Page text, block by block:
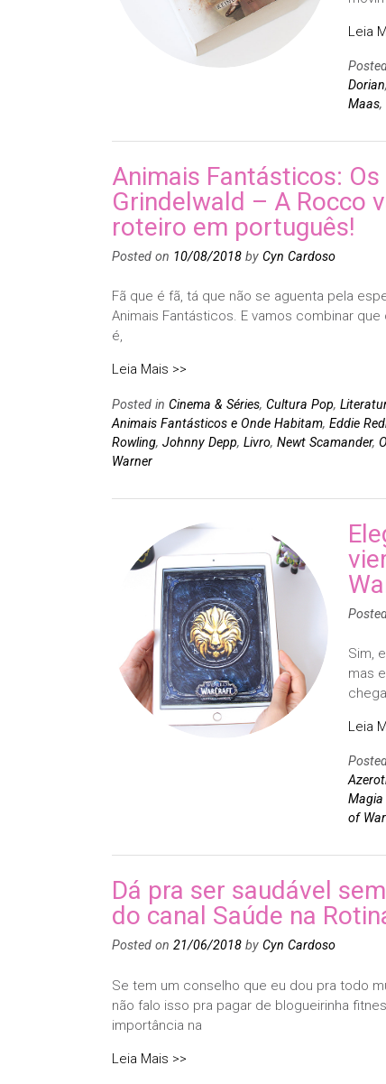
Leia
Dorian,
Maas,
Animais Fantásticos:
Grindelwald – A Rocco
roteiro em português!
Posted on 10/08/2018 by Cyn Cardoso
Fã que é fã, tá que não se aguenta pela
Animais Fantásticos. E vamos combinar
é,
Leia Mais >>
Posted in Cinema & Séries, Cultura Pop,
Animais Fantásticos e Onde Habitam, Eddie
Rowling, Johnny Depp, Livro, Newt Scamander,
Warner
Sim,
mas
Leia
Magia
of
Dá pra ser saudável
do canal Saúde na
Posted on 21/06/2018 by Cyn Cardoso
Se tem um conselho que eu dou pra todo
não falo isso pra pagar de blogueirinha
importância na
Leia Mais >>